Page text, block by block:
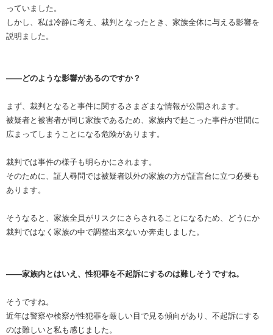
っていました。
しかし、私は冷静に考え、裁判となったとき、家族全体に与える影響を
説明ました。
――どのような影響があるのですか？
まず、裁判となると事件に関するさまざまな情報が公開されます。
被疑者と被害者が同じ家族であるため、家族内で起こった事件が世間に
広まってしまうことになる危険があります。
裁判では事件の様子も明らかにされます。
そのために、証人尋問では被疑者以外の家族の方が証言台に立つ必要も
あります。
そうなると、家族全員がリスクにさらされることになるため、どうにか
裁判ではなく家族の中で調整出来ないか奔走しました。
――家族内とはいえ、性犯罪を不起訴にするのは難しそうですね。
そうですね。
近年は警察や検察が性犯罪を厳しい目で見る傾向があり、不起訴にする
のは難しいと私も感じました。